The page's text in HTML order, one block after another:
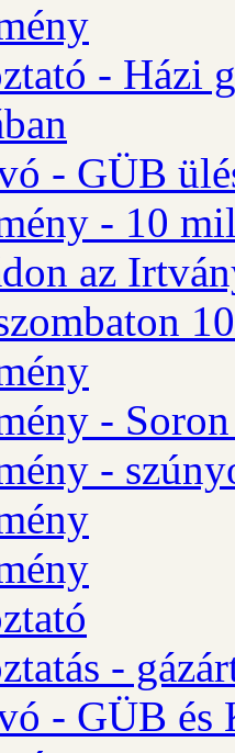
- Házi
- GÜB
- 10
az
-
-
-
- GÜB és